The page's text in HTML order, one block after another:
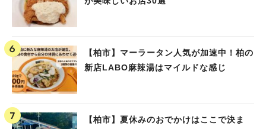
【柏市】マーラータン人気が加速中！柏の
新店LABO麻辣湯はマイルドな感じ
【柏市】夏休みのおでかけはここで決ま